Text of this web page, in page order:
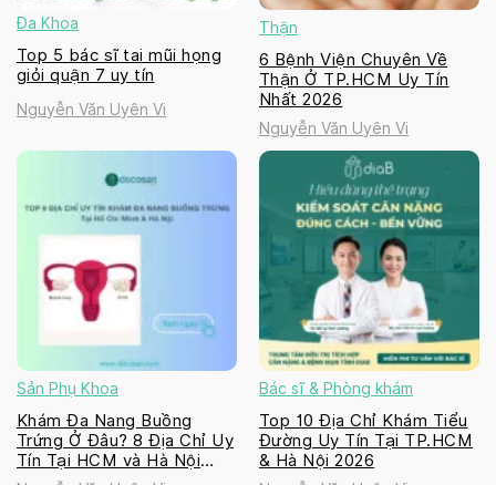
Đa Khoa
Top 5 bác sĩ tai mũi họng
giỏi quận 7 uy tín
Nguyễn Văn Uyên Vi
Thận
6 Bệnh Viện Chuyên Về
Thận Ở TP.HCM Uy Tín
Nhất 2026
Nguyễn Văn Uyên Vi
Sản Phụ Khoa
Khám Đa Nang Buồng
Trứng Ở Đâu? 8 Địa Chỉ Uy
Tín Tại HCM và Hà Nội
2026
Bác sĩ & Phòng khám
Top 10 Địa Chỉ Khám Tiểu
Đường Uy Tín Tại TP.HCM
& Hà Nội 2026